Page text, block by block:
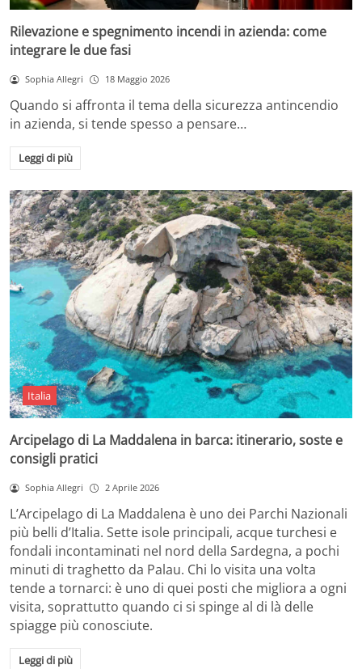
Rilevazione e spegnimento incendi in azienda: come
integrare le due fasi
Sophia Allegri 18 Maggio 2026
Quando si affronta il tema della sicurezza antincendio
in azienda, si tende spesso a pensare…
Leggi di più
Italia
Arcipelago di La Maddalena in barca: itinerario, soste e
consigli pratici
Sophia Allegri 2 Aprile 2026
L’Arcipelago di La Maddalena è uno dei Parchi Nazionali
più belli d’Italia. Sette isole principali, acque turchesi e
fondali incontaminati nel nord della Sardegna, a pochi
minuti di traghetto da Palau. Chi lo visita una volta
tende a tornarci: è uno di quei posti che migliora a ogni
visita, soprattutto quando ci si spinge al di là delle
spiagge più conosciute.
Leggi di più